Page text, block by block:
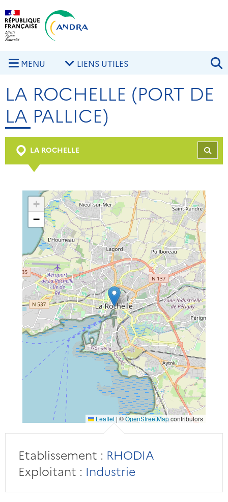
Aller au contenu principal
MENU LIENS UTILES
LA ROCHELLE (PORT DE
LA PALLICE)
LA ROCHELLE
+
−
Leaflet | ©OpenStreetMapcontributors
Etablissement : RHODIA
Exploitant : Industrie